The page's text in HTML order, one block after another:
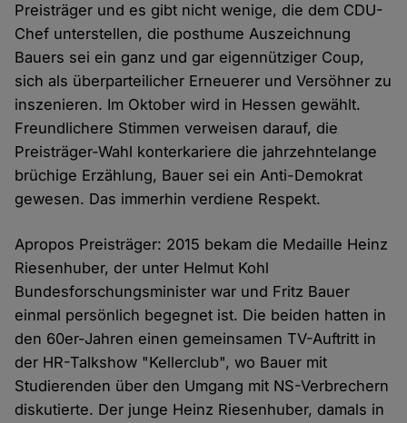
Preisträger und es gibt nicht wenige, die dem CDU-
Chef unterstellen, die posthume Auszeichnung
Bauers sei ein ganz und gar eigennütziger Coup,
sich als überparteilicher Erneuerer und Versöhner zu
inszenieren. Im Oktober wird in Hessen gewählt.
Freundlichere Stimmen verweisen darauf, die
Preisträger-Wahl konterkariere die jahrzehntelange
brüchige Erzählung, Bauer sei ein Anti-Demokrat
gewesen. Das immerhin verdiene Respekt.
Apropos Preisträger: 2015 bekam die Medaille Heinz
Riesenhuber, der unter Helmut Kohl
Bundesforschungsminister war und Fritz Bauer
einmal persönlich begegnet ist. Die beiden hatten in
den 60er-Jahren einen gemeinsamen TV-Auftritt in
der HR-Talkshow "Kellerclub", wo Bauer mit
Studierenden über den Umgang mit NS-Verbrechern
diskutierte. Der junge Heinz Riesenhuber, damals in